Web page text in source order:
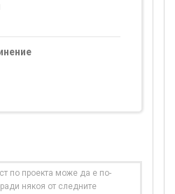
по проекта може да е по-
някоя от следните